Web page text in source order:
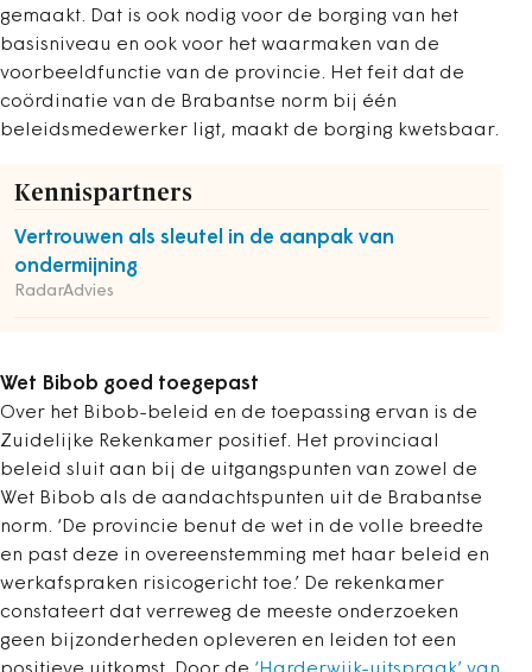
gemaakt. Dat is ook nodig voor de borging van het
basisniveau en ook voor het waarmaken van de
voorbeeldfunctie van de provincie. Het feit dat de
coördinatie van de Brabantse norm bij één
beleidsmedewerker ligt, maakt de borging kwetsbaar.
Kennispartners
Vertrouwen als sleutel in de aanpak van
ondermijning
RadarAdvies
Wet Bibob goed toegepast
Over het Bibob-beleid en de toepassing ervan is de
Zuidelijke Rekenkamer positief. Het provinciaal
beleid sluit aan bij de uitgangspunten van zowel de
Wet Bibob als de aandachtspunten uit de Brabantse
norm. ‘De provincie benut de wet in de volle breedte
en past deze in overeenstemming met haar beleid en
werkafspraken risicogericht toe.’ De rekenkamer
constateert dat verreweg de meeste onderzoeken
geen bijzonderheden opleveren en leiden tot een